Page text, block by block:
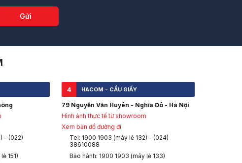
Gửi
- (022)
151)
4 HACOM - CẦU GIẤY
79 Nguyễn Văn Huyên - Nghĩa Đô - Hà Nội
Hình ảnh thực tế từ showroom
Xem bản đồ đường đi
Tel: 1900 1903 (máy lẻ 132) - (024)
38610088
Bảo hành: 1900 1903 (máy lẻ 133)